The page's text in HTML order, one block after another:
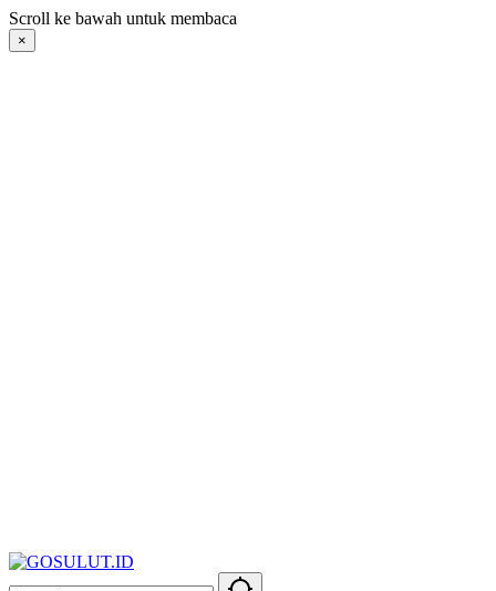
Langsung
ke
konten
Scroll ke bawah untuk membaca
×